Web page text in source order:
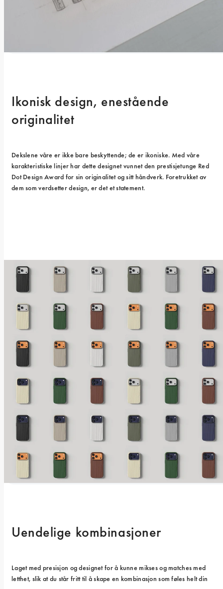
Ikonisk design, enestående
originalitet
Dekslene våre er ikke bare beskyttende; de er ikoniske. Med våre
karakteristiske linjer har dette designet vunnet den prestisjetunge Red
Dot Design Award for sin originalitet og sitt håndverk. Foretrukket av
dem som verdsetter design, er det et statement.
Uendelige kombinasjoner
Laget med presisjon og designet for å kunne mikses og matches med
letthet, slik at du står fritt til å skape en kombinasjon som føles helt din